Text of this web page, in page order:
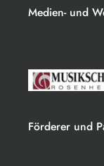
Medien- und
Förderer und